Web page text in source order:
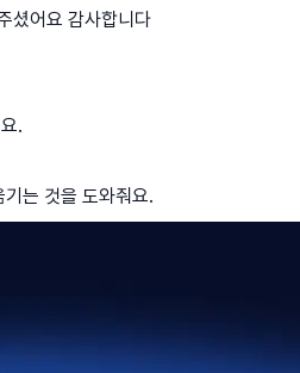
셨어요 감사합니다
.
기는 것을 도와줘요.